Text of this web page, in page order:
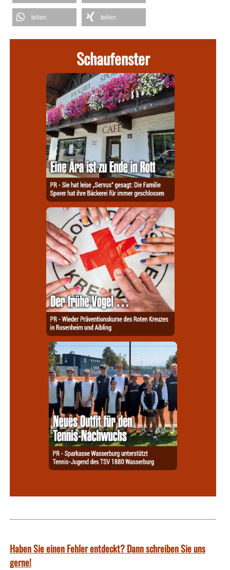
teilen teilen
Schaufenster
Haben Sie einen Fehler entdeckt? Dann schreiben Sie uns
gerne!